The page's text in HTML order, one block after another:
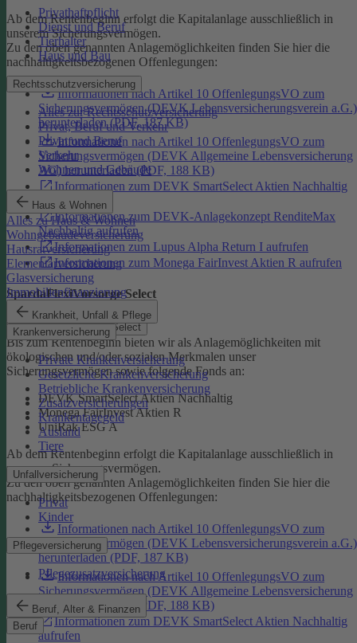
Privathaftpflicht
Dienst und Beruf
Tierhalter
Haus und Bau
Rechtsschutzversicherung
Alles zur Rechtsschutzversicherung
Privat, Beruf und Verkehr
Privat und Beruf
Verkehr
Wohnen und Gebäude
Haus & Wohnen
Alles zu Haus & Wohnen
Wohngebäudeversicherung
Hausratversicherung
Elementarversicherung
Glasversicherung
Immobilienfinanzierung
Krankheit, Unfall & Pflege
Krankenversicherung
Private Krankenversicherung
Gesetzliche Krankenversicherung
Betriebliche Krankenversicherung
Zusatzversicherungen
Krankentagegeld
Ausland
Tiere
Unfallversicherung
Privat
Kinder
Pflegeversicherung
Pflegezusatzversicherung
Beruf, Alter & Finanzen
Beruf
Ab dem Rentenbeginn erfolgt die Kapitalanlage ausschließlich in
unserem Sicherungsvermögen.
Zu den oben genannten Anlagemöglichkeiten finden Sie hier die
nachhaltigkeitsbezogenen Offenlegungen:
Informationen nach Artikel 10 OffenlegungsVO zum
Sicherungsvermögen (DEVK Lebensversicherungsverein a.G.)
herunterladen (PDF, 187 KB)
Informationen nach Artikel 10 OffenlegungsVO zum
Sicherungsvermögen (DEVK Allgemeine Lebensversicherung
AG) herunterladen (PDF, 188 KB)
Informationen zum DEVK SmartSelect Aktien Nachhaltig
aufrufen
Informationen zum DEVK-Anlagekonzept RenditeMax
Nachhaltig aufrufen
Informationen zum Lupus Alpha Return I aufrufen
Informationen zum Monega FairInvest Aktien R aufrufen
SpardaFlexiVorsorge Select
SpardaFlexiVorsorge Select
Bis zum Rentenbeginn bieten wir als Anlagemöglichkeiten mit
ökologischen und/oder sozialen Merkmalen unser
Sicherungsvermögen sowie folgende Fonds an:
DEVK SmartSelect Aktien Nachhaltig
Monega FairInvest Aktien R
UniRak ESG A
Ab dem Rentenbeginn erfolgt die Kapitalanlage ausschließlich in
unserem Sicherungsvermögen.
Zu den oben genannten Anlagemöglichkeiten finden Sie hier die
nachhaltigkeitsbezogenen Offenlegungen:
Informationen nach Artikel 10 OffenlegungsVO zum
Sicherungsvermögen (DEVK Lebensversicherungsverein a.G.)
herunterladen (PDF, 187 KB)
Informationen nach Artikel 10 OffenlegungsVO zum
Sicherungsvermögen (DEVK Allgemeine Lebensversicherung
AG) herunterladen (PDF, 188 KB)
Informationen zum DEVK SmartSelect Aktien Nachhaltig
aufrufen